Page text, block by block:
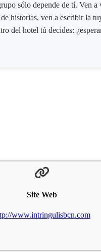
sólo depende de tí. Ven a
historias, ven a escribir la
del hotel tú decides:
Site Web
www.intringulisbcn.com